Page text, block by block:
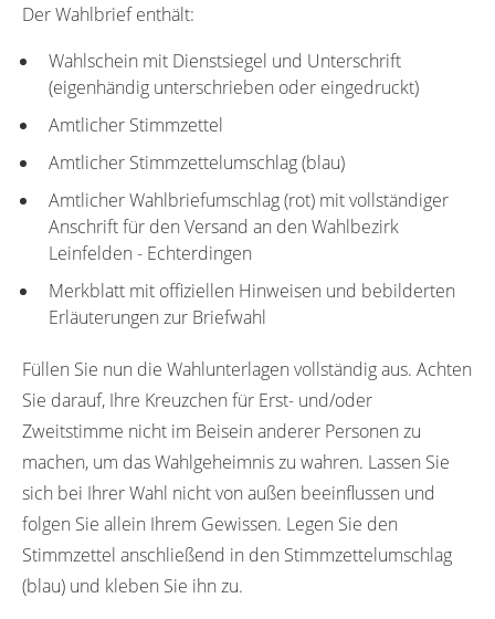
Der Wahlbrief enthält:
Wahlschein mit Dienstsiegel und Unterschrift
(eigenhändig unterschrieben oder eingedruckt)
Amtlicher Stimmzettel
Amtlicher Stimmzettelumschlag (blau)
Amtlicher Wahlbriefumschlag (rot) mit vollständiger
Anschrift für den Versand an den Wahlbezirk
Leinfelden - Echterdingen
Merkblatt mit offiziellen Hinweisen und bebilderten
Erläuterungen zur Briefwahl
Füllen Sie nun die Wahlunterlagen vollständig aus. Achten
Sie darauf, Ihre Kreuzchen für Erst- und/oder
Zweitstimme nicht im Beisein anderer Personen zu
machen, um das Wahlgeheimnis zu wahren. Lassen Sie
sich bei Ihrer Wahl nicht von außen beeinflussen und
folgen Sie allein Ihrem Gewissen. Legen Sie den
Stimmzettel anschließend in den Stimmzettelumschlag
(blau) und kleben Sie ihn zu.